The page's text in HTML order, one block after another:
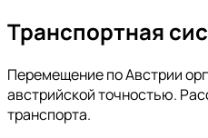
Транспортная
Перемещение по Австрии
австрийской точностью.
транспорта.